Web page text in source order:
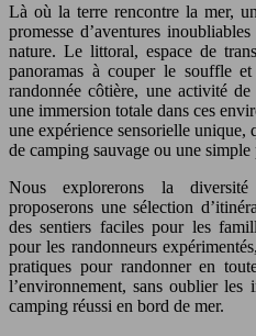
Là où la terre rencontre la mer,
promesse d’aventures
nature. Le littoral, espace de
panoramas à couper le souffle
randonnée côtière, une activité
une immersion totale dans ces
une expérience sensorielle unique,
de camping sauvage ou une simple
Nous explorerons la
proposerons une sélection
des sentiers faciles pour les
pour les randonneurs
pratiques pour randonner en
l’environnement, sans oublier les
camping réussi en bord de mer.